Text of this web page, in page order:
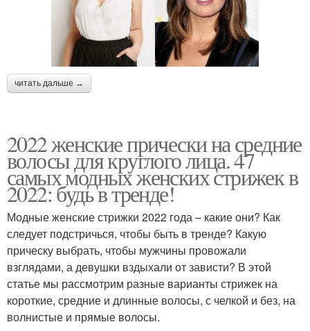
читать дальше →
2022 женские прически на средние
волосы для круглого лица. 47
самых модных женских стрижек в
2022: будь в тренде!
Модные женские стрижки 2022 года – какие они? Как
следует подстричься, чтобы быть в тренде? Какую
прическу выбрать, чтобы мужчины провожали
взглядами, а девушки вздыхали от зависти? В этой
статье мы рассмотрим разные варианты стрижек на
короткие, средние и длинные волосы, с челкой и без, на
волнистые и прямые волосы.